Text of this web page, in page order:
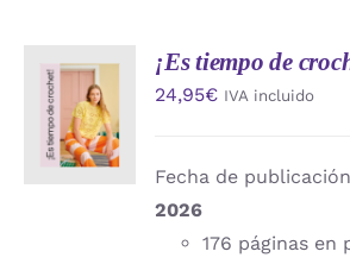
AÑADIR
AL
CARRITO
/
DETALLES
¡Es tiempo de
24,95€ IVA incluido
Fecha de
2026
176 páginas en